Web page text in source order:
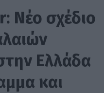
Νέο σχέδιο
Ελλάδα
και